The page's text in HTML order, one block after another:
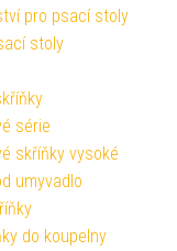
pro psací stoly
stoly
série
skříňky vysoké
umyvadlo
do koupelny